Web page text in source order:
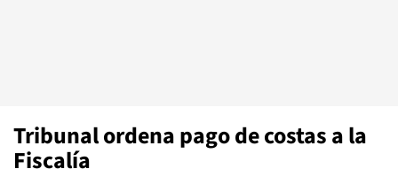
Tribunal ordena pago de costas a la
Fiscalía